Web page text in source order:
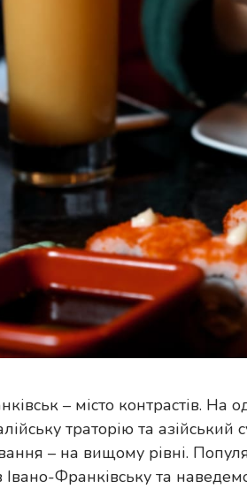
– місто контрастів. На
траторію та
– на вищому рівні.
Івано-Франківську та